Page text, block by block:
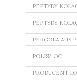
PEPTYDY
PEPTYDY
PERGOLA AUS
POLISA OC
PRODUCENT